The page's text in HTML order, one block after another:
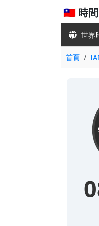
🇹🇼 時
世界
首頁